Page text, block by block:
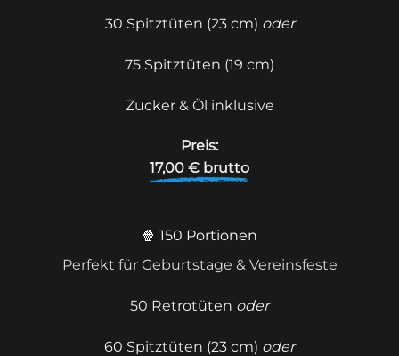
30 Spitztüten (23 cm) oder
75 Spitztüten (19 cm)
Zucker & Öl inklusive
Preis:
17,00 € brutto
🍿 150 Portionen
Perfekt für Geburtstage & Vereinsfeste
50 Retrotüten oder
60 Spitztüten (23 cm) oder